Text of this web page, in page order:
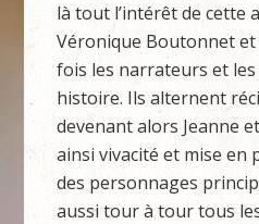
là tout l’intérêt de cette
Véronique Boutonnet
fois les narrateurs et
histoire. Ils alternent
devenant alors Jeanne
ainsi vivacité et mise en
des personnages
aussi tour à tour tous